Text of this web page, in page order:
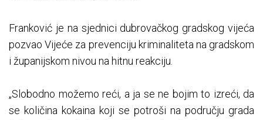
Franković je na sjednici dubrovačkog gradskog vijeća
pozvao Vijeće za prevenciju kriminaliteta na gradskom
i županijskom nivou na hitnu reakciju.
„Slobodno možemo reći, a ja se ne bojim to izreći, da
se količina kokaina koji se potroši na području grada